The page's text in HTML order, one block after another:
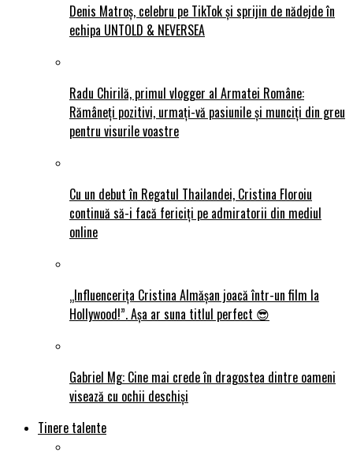
Denis Matroș, celebru pe TikTok și sprijin de nădejde în
echipa UNTOLD & NEVERSEA
Radu Chirilă, primul vlogger al Armatei Române:
Rămâneți pozitivi, urmați-vă pasiunile și munciți din greu
pentru visurile voastre
Cu un debut în Regatul Thailandei, Cristina Floroiu
continuă să-i facă fericiți pe admiratorii din mediul
online
„Influencerița Cristina Almășan joacă într-un film la
Hollywood!”. Așa ar suna titlul perfect 😎
Gabriel Mg: Cine mai crede în dragostea dintre oameni
visează cu ochii deschiși
Tinere talente